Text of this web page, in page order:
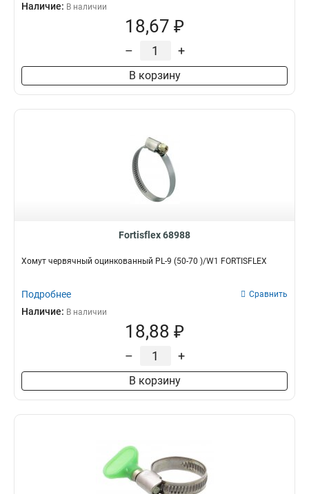
Наличие: В наличии
18,67 ₽
– +
В корзину
Fortisflex 68988
Хомут червячный оцинкованный PL-9 (50-70 )/W1 FORTISFLEX
Подробнее Сравнить
Наличие: В наличии
18,88 ₽
– +
В корзину